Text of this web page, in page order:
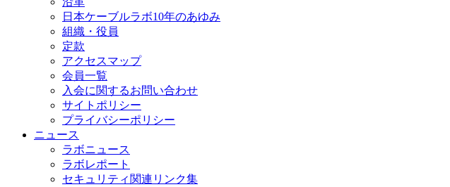
日本ケーブルラボ10年のあゆみ
組織・役員
定款
アクセスマップ
会員一覧
入会に関するお問い合わせ
サイトポリシー
プライバシーポリシー
ニュース
ラボニュース
ラボレポート
セキュリティ関連リンク集